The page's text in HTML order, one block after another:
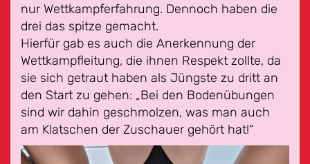
nur Wettkampferfahrung. Dennoch haben die
drei das spitze gemacht.
Hierfür gab es auch die Anerkennung der
Wettkampfleitung, die ihnen Respekt zollte, da
sie sich getraut haben als Jüngste zu dritt an
den Start zu gehen: „Bei den Bodenübungen
sind wir dahin geschmolzen, was man auch
am Klatschen der Zuschauer gehört hat!“